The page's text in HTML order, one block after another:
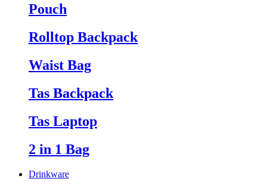
Pouch
Rolltop Backpack
Waist Bag
Tas Backpack
Tas Laptop
2 in 1 Bag
Drinkware